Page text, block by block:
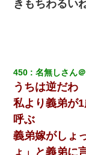
別れた。その元彼
元夫の連れ子「俺
そうとは思わない
【衝撃】ある工場
う。会社「仕事が
か…」→ 実際は違
きもちわるい
450 名無しさん
うちは逆だわ
私より義弟が
呼ぶ
義弟嫁がしょ
ょ」と義弟に